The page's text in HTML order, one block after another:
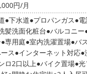
円/月
下水道 プロパンガス
髪洗面化粧台 バルコニー
専用庭 室内洗濯置場 バ
ス インターネット対応
ロ2口以上 バイク置場 光